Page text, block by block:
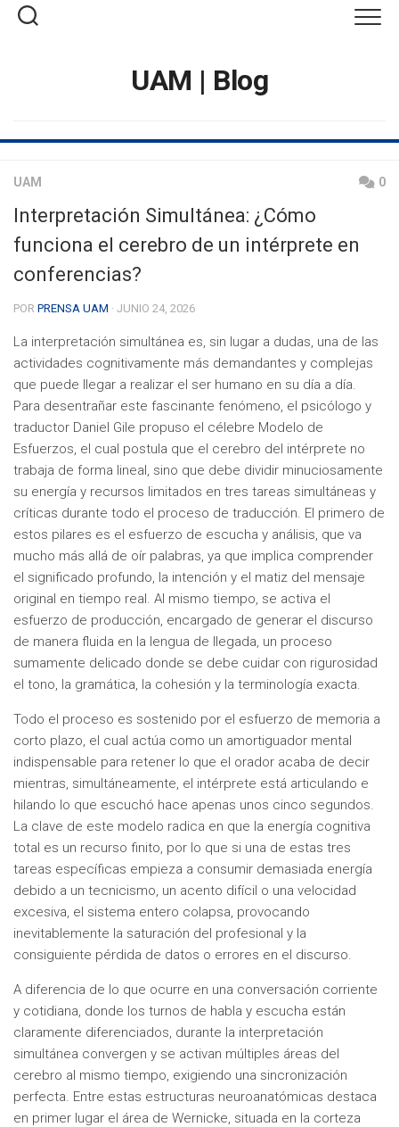
Saltar
UAM | Blog
UAM 0
Interpretación Simultánea: ¿Cómo
funciona el cerebro de un intérprete en
conferencias?
POR PRENSA UAM · JUNIO 24, 2026
La interpretación simultánea es, sin lugar a dudas, una de las
actividades cognitivamente más demandantes y complejas
que puede llegar a realizar el ser humano en su día a día.
Para desentrañar este fascinante fenómeno, el psicólogo y
traductor Daniel Gile propuso el célebre Modelo de
Esfuerzos, el cual postula que el cerebro del intérprete no
trabaja de forma lineal, sino que debe dividir minuciosamente
su energía y recursos limitados en tres tareas simultáneas y
críticas durante todo el proceso de traducción. El primero de
estos pilares es el esfuerzo de escucha y análisis, que va
mucho más allá de oír palabras, ya que implica comprender
el significado profundo, la intención y el matiz del mensaje
original en tiempo real. Al mismo tiempo, se activa el
esfuerzo de producción, encargado de generar el discurso
de manera fluida en la lengua de llegada, un proceso
sumamente delicado donde se debe cuidar con rigurosidad
el tono, la gramática, la cohesión y la terminología exacta.
Todo el proceso es sostenido por el esfuerzo de memoria a
corto plazo, el cual actúa como un amortiguador mental
indispensable para retener lo que el orador acaba de decir
mientras, simultáneamente, el intérprete está articulando e
hilando lo que escuchó hace apenas unos cinco segundos.
La clave de este modelo radica en que la energía cognitiva
total es un recurso finito, por lo que si una de estas tres
tareas específicas empieza a consumir demasiada energía
debido a un tecnicismo, un acento difícil o una velocidad
excesiva, el sistema entero colapsa, provocando
inevitablemente la saturación del profesional y la
consiguiente pérdida de datos o errores en el discurso.
A diferencia de lo que ocurre en una conversación corriente
y cotidiana, donde los turnos de habla y escucha están
claramente diferenciados, durante la interpretación
simultánea convergen y se activan múltiples áreas del
cerebro al mismo tiempo, exigiendo una sincronización
perfecta. Entre estas estructuras neuroanatómicas destaca
en primer lugar el área de Wernicke, situada en la corteza